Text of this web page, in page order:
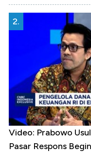
2.
Video: Prabowo
Pasar Respons